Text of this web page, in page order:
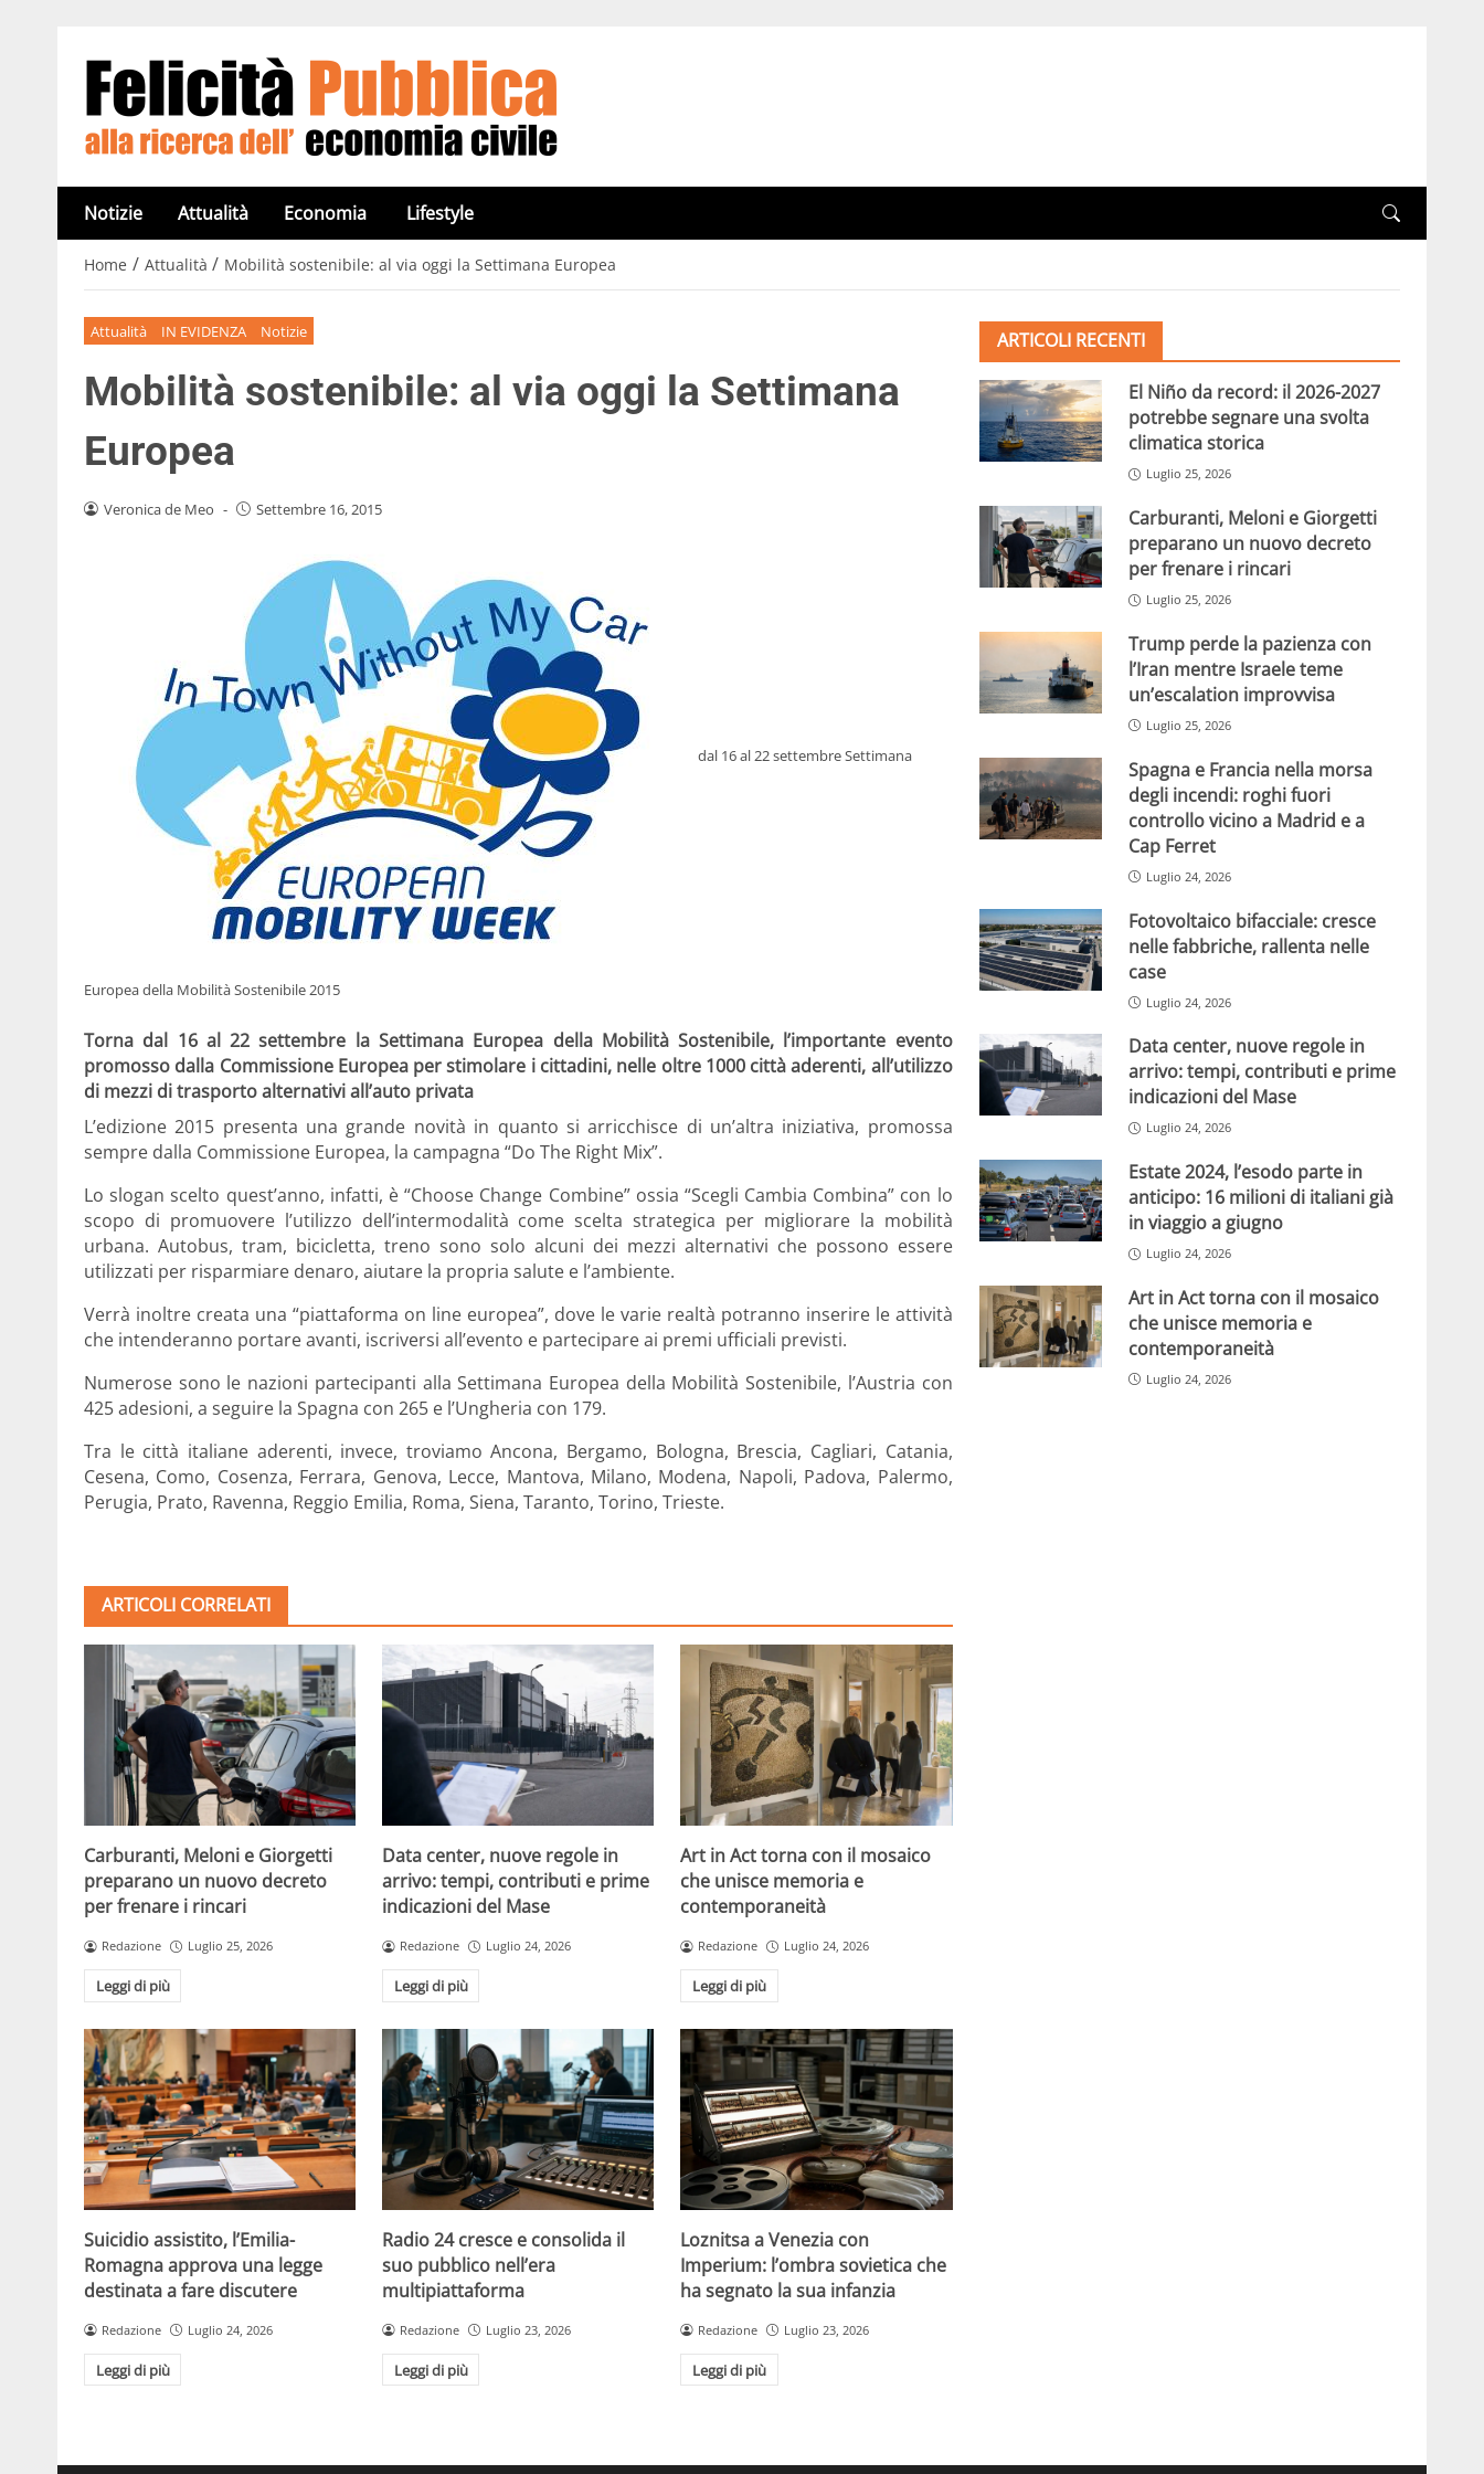
Notizie Attualità Economia Lifestyle
Home / Attualità / Mobilità sostenibile: al via oggi la Settimana Europea
Attualità IN EVIDENZA Notizie
Mobilità sostenibile: al via oggi la Settimana
Europea
Veronica de Meo - Settembre 16, 2015
dal 16 al 22 settembre Settimana
Europea della Mobilità Sostenibile 2015
Torna dal 16 al 22 settembre la Settimana Europea della Mobilità Sostenibile, l’importante evento
promosso dalla Commissione Europea per stimolare i cittadini, nelle oltre 1000 città aderenti, all’utilizzo
di mezzi di trasporto alternativi all’auto privata
L’edizione 2015 presenta una grande novità in quanto si arricchisce di un’altra iniziativa, promossa
sempre dalla Commissione Europea, la campagna “Do The Right Mix”.
Lo slogan scelto quest’anno, infatti, è “Choose Change Combine” ossia “Scegli Cambia Combina” con lo
scopo di promuovere l’utilizzo dell’intermodalità come scelta strategica per migliorare la mobilità
urbana. Autobus, tram, bicicletta, treno sono solo alcuni dei mezzi alternativi che possono essere
utilizzati per risparmiare denaro, aiutare la propria salute e l’ambiente.
Verrà inoltre creata una “piattaforma on line europea”, dove le varie realtà potranno inserire le attività
che intenderanno portare avanti, iscriversi all’evento e partecipare ai premi ufficiali previsti.
Numerose sono le nazioni partecipanti alla Settimana Europea della Mobilità Sostenibile, l’Austria con
425 adesioni, a seguire la Spagna con 265 e l’Ungheria con 179.
Tra le città italiane aderenti, invece, troviamo Ancona, Bergamo, Bologna, Brescia, Cagliari, Catania,
Cesena, Como, Cosenza, Ferrara, Genova, Lecce, Mantova, Milano, Modena, Napoli, Padova, Palermo,
Perugia, Prato, Ravenna, Reggio Emilia, Roma, Siena, Taranto, Torino, Trieste.
ARTICOLI CORRELATI
Carburanti, Meloni e Giorgetti
preparano un nuovo decreto
per frenare i rincari
Redazione Luglio 25, 2026
Leggi di più
Data center, nuove regole in
arrivo: tempi, contributi e prime
indicazioni del Mase
Redazione Luglio 24, 2026
Leggi di più
Art in Act torna con il mosaico
che unisce memoria e
contemporaneità
Redazione Luglio 24, 2026
Leggi di più
Suicidio assistito, l’Emilia-
Romagna approva una legge
destinata a fare discutere
Redazione Luglio 24, 2026
Leggi di più
Radio 24 cresce e consolida il
suo pubblico nell’era
multipiattaforma
Redazione Luglio 23, 2026
Leggi di più
Loznitsa a Venezia con
Imperium: l’ombra sovietica che
ha segnato la sua infanzia
Redazione Luglio 23, 2026
Leggi di più
ARTICOLI RECENTI
El Niño da record: il 2026-2027
potrebbe segnare una svolta
climatica storica
Luglio 25, 2026
Carburanti, Meloni e Giorgetti
preparano un nuovo decreto
per frenare i rincari
Luglio 25, 2026
Trump perde la pazienza con
l’Iran mentre Israele teme
un’escalation improvvisa
Luglio 25, 2026
Spagna e Francia nella morsa
degli incendi: roghi fuori
controllo vicino a Madrid e a
Cap Ferret
Luglio 24, 2026
Fotovoltaico bifacciale: cresce
nelle fabbriche, rallenta nelle
case
Luglio 24, 2026
Data center, nuove regole in
arrivo: tempi, contributi e prime
indicazioni del Mase
Luglio 24, 2026
Estate 2024, l’esodo parte in
anticipo: 16 milioni di italiani già
in viaggio a giugno
Luglio 24, 2026
Art in Act torna con il mosaico
che unisce memoria e
contemporaneità
Luglio 24, 2026